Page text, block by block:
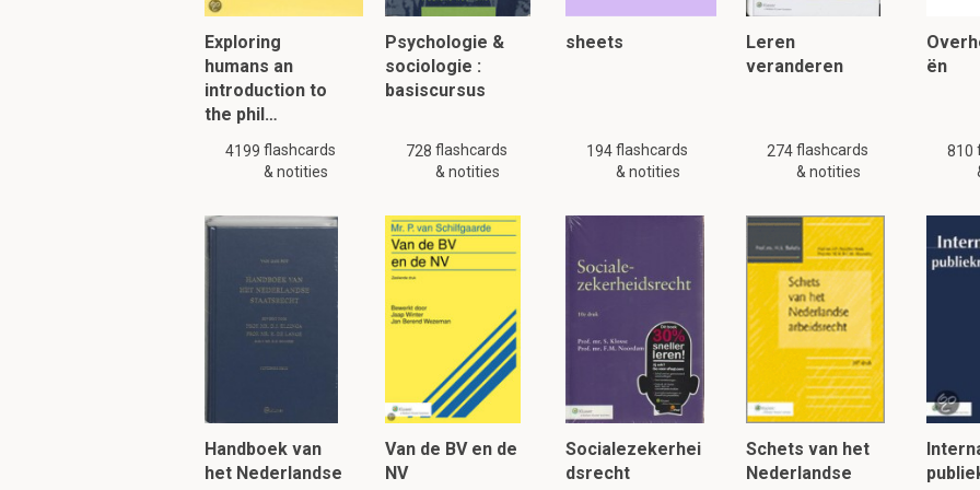
Exploring
humans an
introduction to
the phil…
4199 flashcards
& notities
Psychologie &
sociologie :
basiscursus
728 flashcards
& notities
sheets
194flashcards
& notities
Leren
veranderen
274flashcards
& notities
ën
810
Handboek van
het Nederlandse
Van de BV en de
NV
Socialezekerhei
dsrecht
Schets van het
Nederlandse